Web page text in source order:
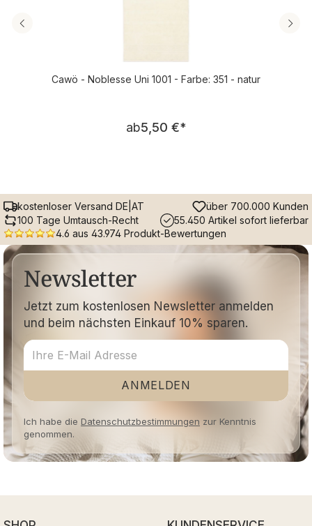
Cawö - Noblesse Uni 1001 - Farbe: 351 - natur
Regulärer Preis:
ab5,50 €*
kostenloser Versand DE|AT
über 700.000 Kunden
100 Tage Umtausch-Recht
55.450 Artikel sofort lieferbar
4.6 aus 43.974 Produkt-Bewertungen
Newsletter
Jetzt zum kostenlosen Newsletter anmelden
und beim nächsten Einkauf 10% sparen.
ANMELDEN
Ich habe die Datenschutzbestimmungen zur Kenntnis
genommen.